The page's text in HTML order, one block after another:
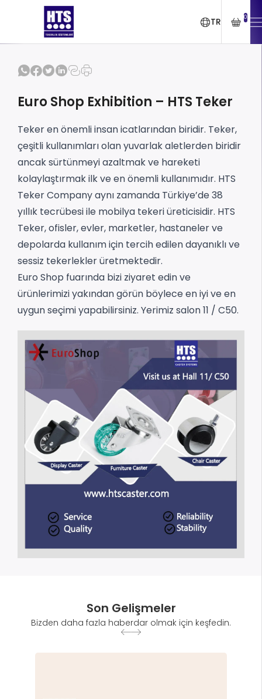
TR 0
Euro Shop Exhibition – HTS Teker
Teker en önemli insan icatlarından biridir. Teker,
çeşitli kullanımları olan yuvarlak aletlerden biridir
ancak sürtünmeyi azaltmak ve hareketi
kolaylaştırmak ilk ve en önemli kullanımıdır. HTS
Teker Company aynı zamanda Türkiye’de 38
yıllık tecrübesi ile mobilya tekeri üreticisidir. HTS
Teker, ofisler, evler, marketler, hastaneler ve
depolarda kullanım için tercih edilen dayanıklı ve
sessiz tekerlekler üretmektedir.
Euro Shop fuarında bizi ziyaret edin ve
ürünlerimizi yakından görün böylece en iyi ve en
uygun seçimi yapabilirsiniz. Yerimiz salon 11 / C50.
Son Gelişmeler
Bizden daha fazla haberdar olmak için keşfedin.